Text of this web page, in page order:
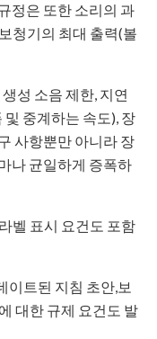
정은 또한 소리의 과
청기의 최대 출력(볼
성 소음 제한, 지연
중계하는 속도), 장
사항뿐만 아니라 장
나 균일하게 증폭하
벨 표시 요건도 포함
이트된 지침 초안,보
대한 규제 요건도 발